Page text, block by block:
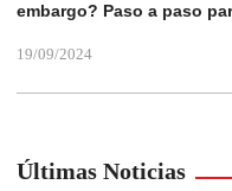
embargo? Paso a paso
19/09/2024
Últimas Noticias